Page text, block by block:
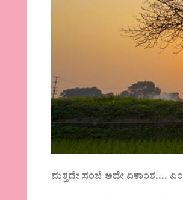
ಮತ್ತದೇ ಸಂಜೆ ಅದೇ ಏಕಾಂತ….